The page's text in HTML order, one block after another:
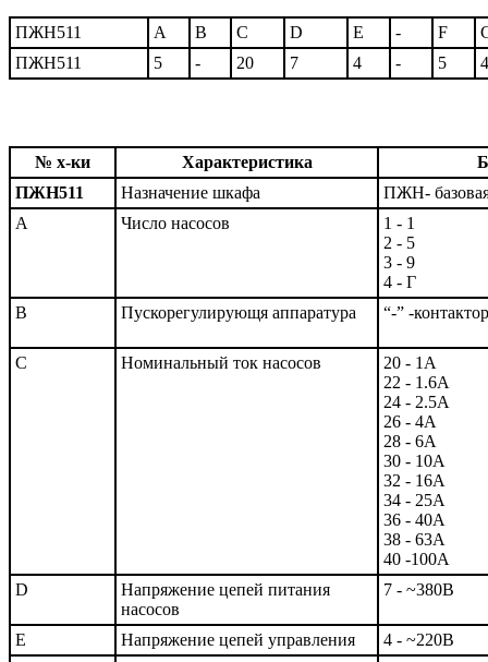
ПЖН511 A B C D E - F
ПЖН511
5 - 20 7 4 - 5 4
№ х-ки Характеристика
ПЖН511
Назначение шкафа
ПЖН-
A
Число насосов
1 - 1
2 - 5
3 - 9
4 - Г
B
Пускорегулирующя аппаратура “-” -
C Номинальный ток насосов
20 - 1А
22 - 1.6А
24 - 2.5А
26 - 4А
28 - 6А
30 - 10А
32 - 16А
34 - 25А
36 - 40А
38 - 63А
40 -100А
D
Напряжение цепей питания
насосов
7 - ~380В
E Напряжение цепей управления
4 - ~220В